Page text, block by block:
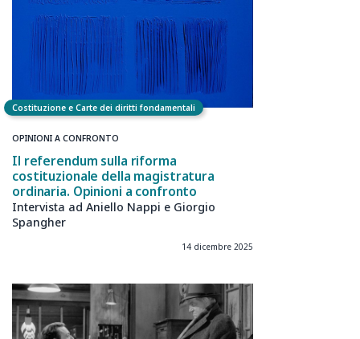
Costituzione e Carte dei diritti fondamentali
OPINIONI A CONFRONTO
Il referendum sulla riforma
costituzionale della magistratura
ordinaria. Opinioni a confronto
Intervista ad Aniello Nappi e Giorgio
Spangher
14 dicembre 2025